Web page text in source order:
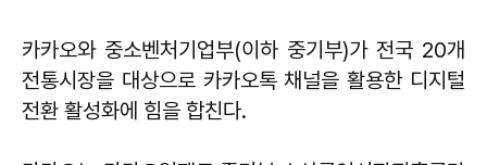
카카오와 중소벤처기업부(이하 중기부)가 전국 20개
전통시장을 대상으로 카카오톡 채널을 활용한 디지털
전환 활성화에 힘을 합친다.